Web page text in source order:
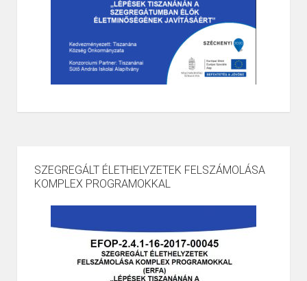
SZEGREGÁLT ÉLETHELYZETEK FELSZÁMOLÁSA
KOMPLEX PROGRAMOKKAL